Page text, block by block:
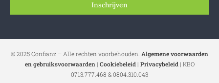
Inschrijven
© 2025 Confianz – Alle rechten voorbehouden. Algemene voorwaarden
en gebruiksvoorwaarden| Cookiebeleid| Privacybeleid| KBO
0713.777.468 & 0804.310.043